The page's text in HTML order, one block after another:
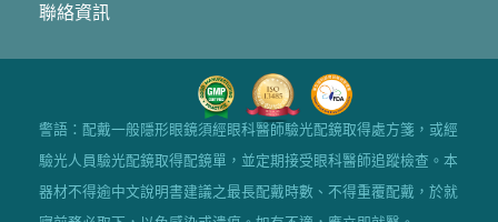
聯絡資訊
警語：配戴一般隱形眼鏡須經眼科醫師驗光配鏡取得處方箋，或經
驗光人員驗光配鏡取得配鏡單，並定期接受眼科醫師追蹤檢查。本
器材不得逾中文說明書建議之最長配戴時數、不得重覆配戴，於就